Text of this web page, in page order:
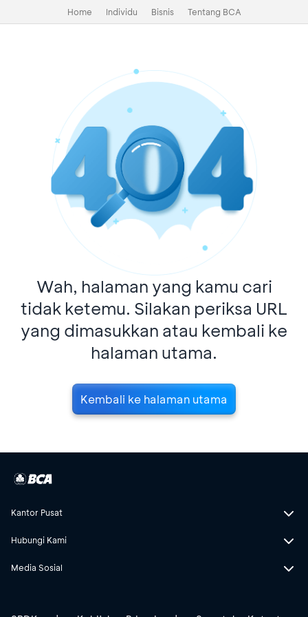
Home Individu Bisnis Tentang BCA
Wah, halaman yang kamu cari
tidak ketemu. Silakan periksa URL
yang dimasukkan atau kembali ke
halaman utama.
Kembali ke halaman utama
Kantor Pusat
Hubungi Kami
Media Sosial